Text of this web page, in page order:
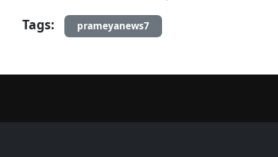
Tags: prameyanews7